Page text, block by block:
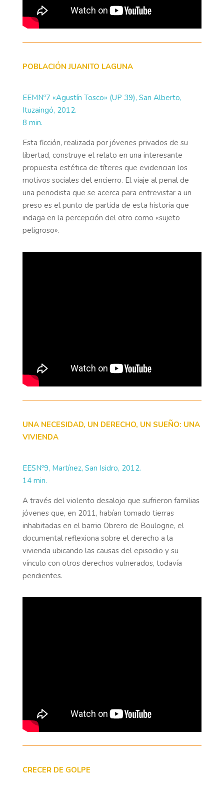
POBLACIÓN JUANITO LAGUNA
EEMNº7 «Agustín Tosco» (UP 39), San Alberto,
Ituzaingó, 2012.
8 min.
Esta ficción, realizada por jóvenes privados de su
libertad, construye el relato en una interesante
propuesta estética de títeres que evidencian los
motivos sociales del encierro. El viaje al penal de
una periodista que se acerca para entrevistar a un
preso es el punto de partida de esta historia que
indaga en la percepción del otro como «sujeto
peligroso».
UNA NECESIDAD, UN DERECHO, UN SUEÑO: UNA
VIVIENDA
EESNº9, Martínez, San Isidro, 2012.
14 min.
A través del violento desalojo que sufrieron familias
jóvenes que, en 2011, habían tomado tierras
inhabitadas en el barrio Obrero de Boulogne, el
documental reflexiona sobre el derecho a la
vivienda ubicando las causas del episodio y su
vínculo con otros derechos vulnerados, todavía
pendientes.
CRECER DE GOLPE